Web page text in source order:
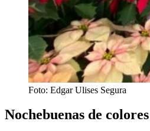
Foto: Edgar Ulises Segura
Nochebuenas de